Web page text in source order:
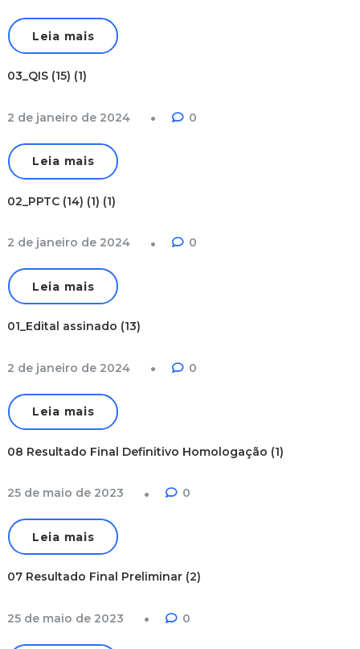
Leia mais
03_QIS (15) (1)
2 de janeiro de 2024 0
Leia mais
02_PPTC (14) (1) (1)
2 de janeiro de 2024 0
Leia mais
01_Edital assinado (13)
2 de janeiro de 2024 0
Leia mais
08 Resultado Final Definitivo Homologação (1)
25 de maio de 2023 0
Leia mais
07 Resultado Final Preliminar (2)
25 de maio de 2023 0